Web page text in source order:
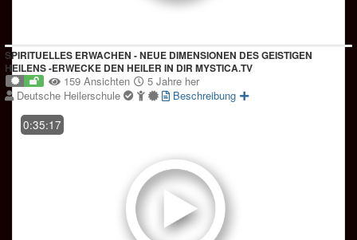
SPIRITUELLES ERWACHEN - NEUE DIMENSIONEN DES GEISTIGEN
HEILENS -ERWECKE DEN HEILER IN DIR MYSTICA.TV
159 Ansichten
5 Jahre her
Deutsche Heilerschule
Beschreibung
0:35:17